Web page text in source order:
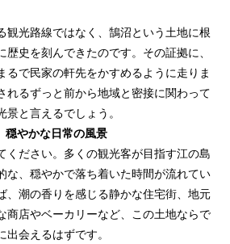
観光路線ではなく、鵠沼という土地に根
歴史を刻んできたのです。その証拠に、
るで民家の軒先をかすめるように走りま
れるずっと前から地域と密接に関わって
景と言えるでしょう。
穏やかな日常の風景
ください。多くの観光客が目指す江の島
な、穏やかで落ち着いた時間が流れてい
、潮の香りを感じる静かな住宅街、地元
商店やベーカリーなど、この土地ならで
会えるはずです。